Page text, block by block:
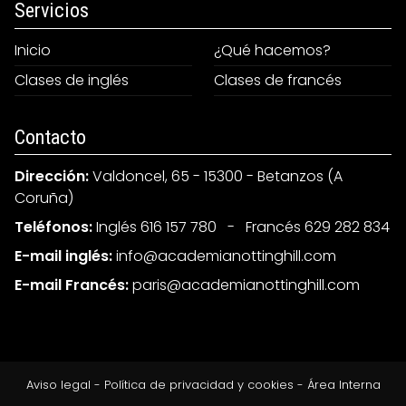
Objetivos y ventajas
Objetivos:
prepararle para obtener un diploma
francés, ya sea para fines académicos
Entrenar de manera oral y escrita para
obtener la mejor puntuación en el
examen DELF/DALF: actividades de
Servicios
Inicio
¿Qué hacemos?
Clases de inglés
Clases de francés
Contacto
Dirección:Valdoncel, 65 - 15300 - Betanzos (A
Coruña)
Teléfonos:Inglés 616 157 780 - Francés 629 282 834
E-mail inglés:info@academianottinghill.com
E-mail Francés:paris@academianottinghill.com
Aviso legal - Política de privacidad y cookies - Área Interna